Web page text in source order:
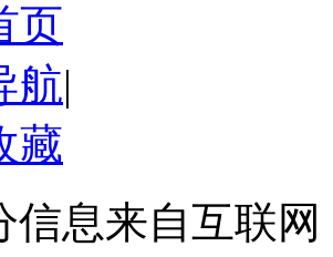
页
航|
藏
信息来自互联